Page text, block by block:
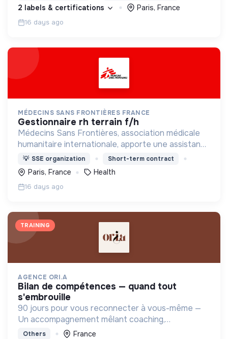
2 labels & certifications Paris, France
16 days ago
MÉDECINS SANS FRONTIÈRES FRANCE
gestionnaire rh terrain f/h
Médecins Sans Frontières, association médicale
humanitaire internationale, apporte une assistance
médicale à des populations dont la vie est
menacée.
💡 SSE organization Short-term contract
Paris, France Health
16 days ago
TRAINING
AGENCE ORI.A
bilan de compétences — quand tout
s'embrouille
90 jours pour vous reconnecter à vous-même —
Un accompagnement mêlant coaching,
sophrologie et outils introspectifs pour (re)trouver
Others France